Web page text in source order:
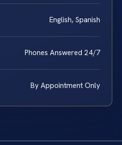
English, Spanish
Phones Answered 24/7
By Appointment Only